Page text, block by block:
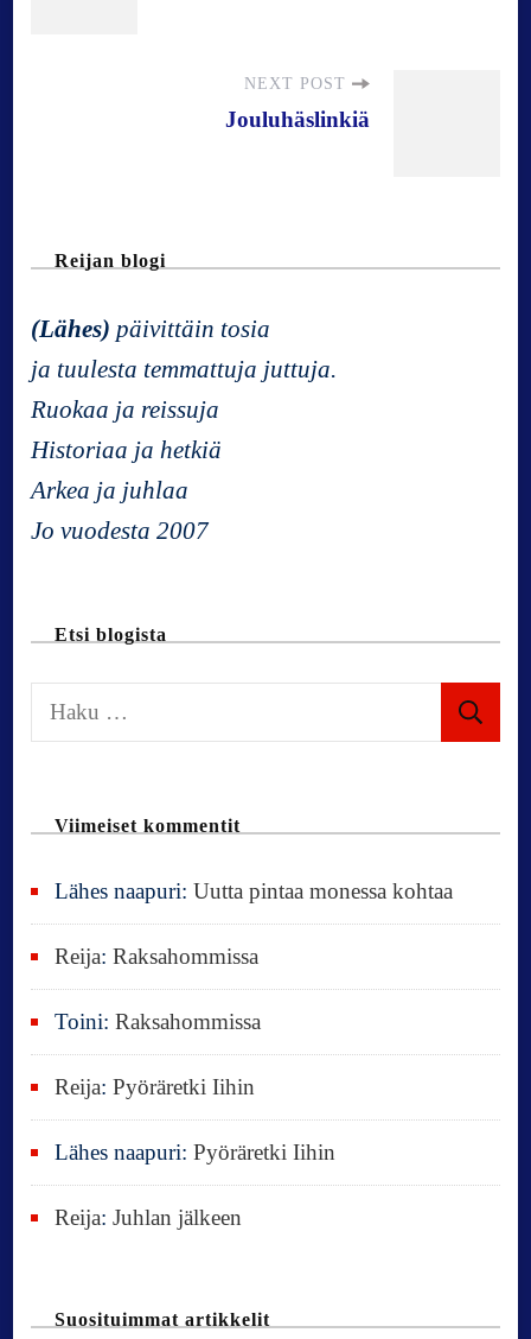
v
i
g
t
i
n
NEXT POST
Jouluhäslinkiä
Reijan blogi
(Lähes) päivittäin tosia
ja tuulesta temmattuja juttuja.
Ruokaa ja reissuja
Historiaa ja hetkiä
Arkea ja juhlaa
Jo vuodesta 2007
Etsi blogista
a
Viimeiset kommentit
Lähes naapuri:Uutta pintaa monessa kohtaa
Reija:Raksahommissa
Toini:Raksahommissa
Reija:Pyöräretki Iihin
Lähes naapuri:Pyöräretki Iihin
Reija:Juhlan jälkeen
Suosituimmat artikkelit